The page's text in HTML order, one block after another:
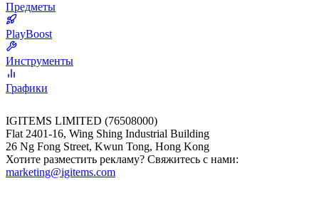
Предметы
PlayBoost
Инструменты
Графики
IGITEMS LIMITED (76508000)
Flat 2401-16, Wing Shing Industrial Building
26 Ng Fong Street, Kwun Tong, Hong Kong
Хотите разместить рекламу? Свяжитесь с нами:
marketing@igitems.com